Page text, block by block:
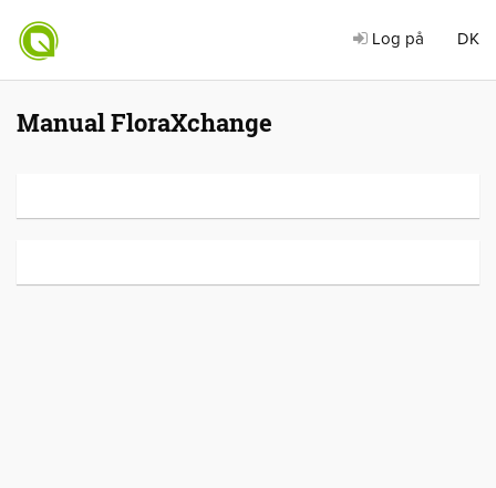
Log på DK
Manual FloraXchange